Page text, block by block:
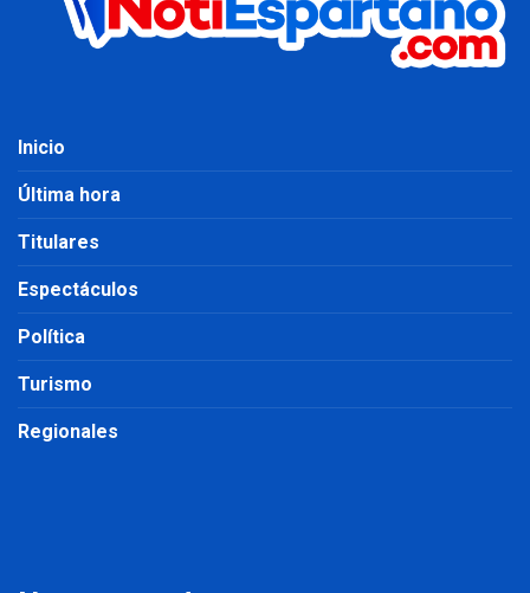
Inicio
Última hora
Titulares
Espectáculos
Política
Turismo
Regionales